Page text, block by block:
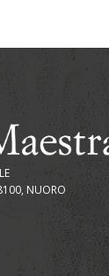
NUORO